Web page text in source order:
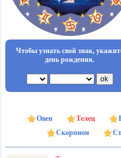
Чтобы узнать свой знак,
день рождения.
Овен Телец
Скорпион